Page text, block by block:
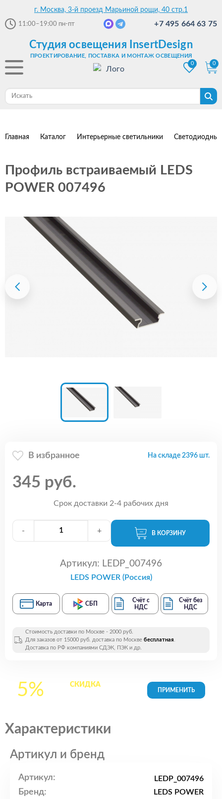
г. Москва, 3-й проезд Марьиной рощи, 40 стр.1
11:00–19:00 пн-пт +7 495 664 63 75
Студия освещения InsertDesign
ПРОЕКТИРОВАНИЕ, ПОСТАВКА И МОНТАЖ ОСВЕЩЕНИЯ
0
0
Главная Каталог Интерьерные светильники
Профиль встраиваемый LEDS
POWER 007496
В избранное На складе 2396 шт.
345 руб.
Срок доставки 2-4 рабочих дня
- + В КОРЗИНУ
Артикул: LEDP_007496
LEDS POWER (Россия)
Карта СБП
Счёт с
НДС
Счёт без
НДС
Стоимость доставки по Москве - 2000 руб.
Для заказов от 15000 руб. доставка по Москве бесплатная.
Доставка по РФ компаниями СДЭК, ПЭК и др.
5% СКИДКАна все
Характеристики
Артикул и бренд
Артикул: LEDP_007496
Бренд: LEDS POWER